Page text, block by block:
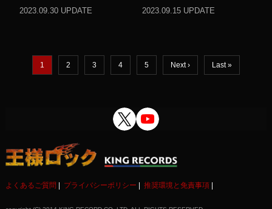
2023.09.30 UPDATE
2023.09.15 UPDATE
1 2 3 4 5 Next › Last »
よくあるご質問 プライバシーポリシー 推奨環境と免責事項